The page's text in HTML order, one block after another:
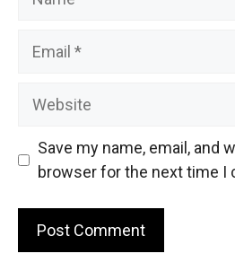
Website
Save my name, email, and
browser for the next time I